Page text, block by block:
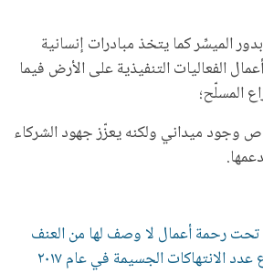
الميسِّر كما يتخذ مبادرات إنسانية
الفعاليات التنفيذية على الأرض فيما
المسلّح؛
وجود ميداني ولكنه يعزّز جهود الشركاء
تحت رحمة أعمال لا وصف لها من العنف
الانتهاكات الجسيمة في عام ٢٠١٧